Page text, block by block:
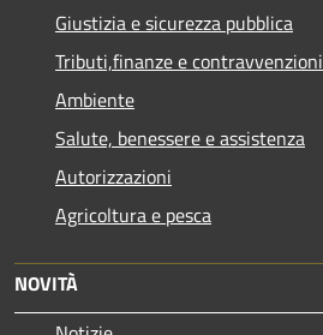
Giustizia e sicurezza pubblica
Tributi,finanze e contravvenzioni
Ambiente
Salute, benessere e assistenza
Autorizzazioni
Agricoltura e pesca
NOVITÀ